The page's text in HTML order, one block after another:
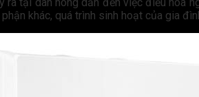
khác, quá trình sinh hoạt của gia